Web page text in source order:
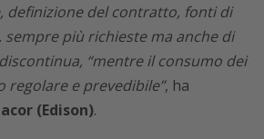
definizione del contratto, fonti di
più richieste ma anche di
“mentre il consumo dei
regolare e prevedibile”, ha
(Edison).